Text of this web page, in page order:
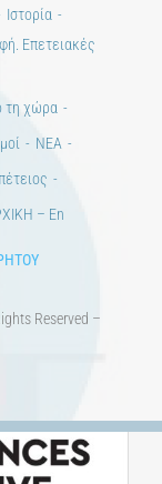
Ιστορία
Επετειακές
τη χώρα
ΝΕΑ
– En
Reserved –